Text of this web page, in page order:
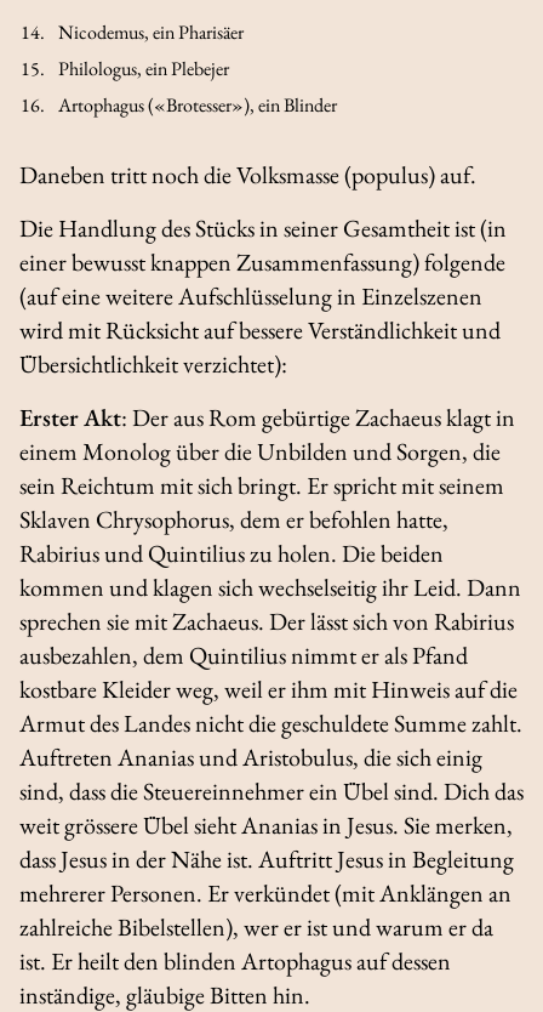
Nicodemus, ein Pharisäer
Philologus, ein Plebejer
Artophagus («Brotesser»), ein Blinder
Daneben tritt noch die Volksmasse (populus) auf.
Die Handlung des Stücks in seiner Gesamtheit ist (in
einer bewusst knappen Zusammenfassung) folgende
(auf eine weitere Aufschlüsselung in Einzelszenen
wird mit Rücksicht auf bessere Verständlichkeit und
Übersichtlichkeit verzichtet):
Erster Akt: Der aus Rom gebürtige Zachaeus klagt in
einem Monolog über die Unbilden und Sorgen, die
sein Reichtum mit sich bringt. Er spricht mit seinem
Sklaven Chrysophorus, dem er befohlen hatte,
Rabirius und Quintilius zu holen. Die beiden
kommen und klagen sich wechselseitig ihr Leid. Dann
sprechen sie mit Zachaeus. Der lässt sich von Rabirius
ausbezahlen, dem Quintilius nimmt er als Pfand
kostbare Kleider weg, weil er ihm mit Hinweis auf die
Armut des Landes nicht die geschuldete Summe zahlt.
Auftreten Ananias und Aristobulus, die sich einig
sind, dass die Steuereinnehmer ein Übel sind. Dich das
weit grössere Übel sieht Ananias in Jesus. Sie merken,
dass Jesus in der Nähe ist. Auftritt Jesus in Begleitung
mehrerer Personen. Er verkündet (mit Anklängen an
zahlreiche Bibelstellen), wer er ist und warum er da
ist. Er heilt den blinden Artophagus auf dessen
inständige, gläubige Bitten hin.